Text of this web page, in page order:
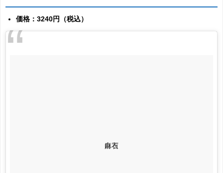
価格：3240円（税込）
白石
麻衣